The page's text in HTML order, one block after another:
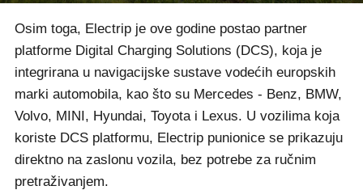
Osim toga, Electrip je ove godine postao partner
platforme Digital Charging Solutions (DCS), koja je
integrirana u navigacijske sustave vodećih europskih
marki automobila, kao što su Mercedes - Benz, BMW,
Volvo, MINI, Hyundai, Toyota i Lexus. U vozilima koja
koriste DCS platformu, Electrip punionice se prikazuju
direktno na zaslonu vozila, bez potrebe za ručnim
pretraživanjem.